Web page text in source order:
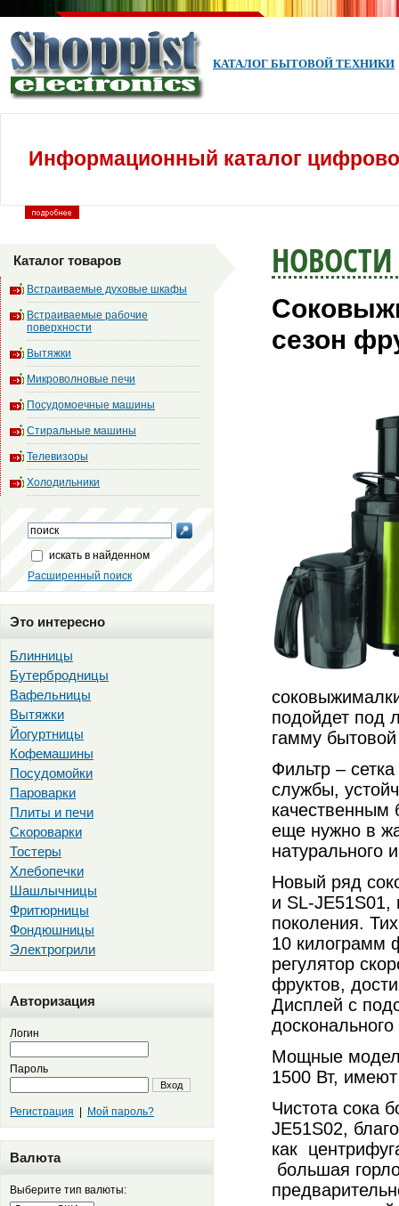
КАТАЛОГ БЫТОВОЙ ТЕХНИКИ
Информационный каталог
Каталог товаров
Встраиваемые духовые шкафы
Встраиваемые рабочие
поверхности
Вытяжки
Микроволновые печи
Посудомоечные машины
Стиральные машины
Телевизоры
Холодильники
искать в найденном
Расширенный поиск
Это интересно
Блинницы
Бутербродницы
Вафельницы
Вытяжки
Йогуртницы
Кофемашины
Посудомойки
Пароварки
Плиты и печи
Скороварки
Тостеры
Хлебопечки
Шашлычницы
Фритюрницы
Фондюшницы
Электрогрили
Авторизация
Логин
Пароль
Вход
Регистрация Мой пароль?
Валюта
Выберите тип валюты:
НОВОСТИ
сезон
подойдет под
гамму
Фильтр –
службы,
качественным
еще нужно в
натурального
Новый ряд
и SL-JE51S01,
поколения.
10 килограмм
регулятор
фруктов,
Дисплей с
Мощные
1500 Вт,
Чистота сока
JE51S02,
как
большая